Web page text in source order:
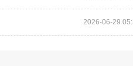
2026-06-29